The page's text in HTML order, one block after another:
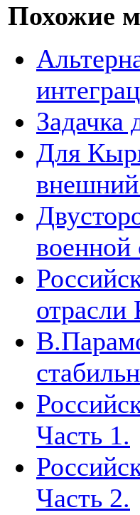
Похожие
Задачка
Для
военной
отрасли
Часть 1.
Часть 2.